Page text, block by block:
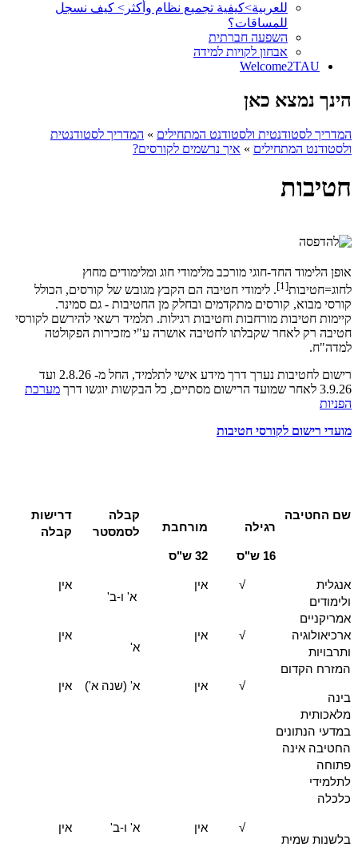
للعربية>كيفية تجميع نظام وأكثر> كيف نسجل
للمساقات؟
השפעה חברתית
אבחון לקויות למידה
Welcome2TAU
הינך נמצא כאן
המדריך לסטודנטית ולסטודנט המתחילים » המדריך לסטודנטית
ולסטודנט המתחילים » איך נרשמים לקורסים?
חטיבות
אופן הלימוד החד-חוגי מורכב מלימודי חוג ומלימודים מחוץ
לחוג=חטיבות[1]
. לימודי חטיבה הם הקבץ מגובש של קורסים, הכולל
קורסי מבוא, קורסים מתקדמים ובחלק מן החטיבות - גם סמינר.
קיימות חטיבות מורחבות וחטיבות רגילות. תלמיד רשאי להירשם לקורסי
חטיבה רק לאחר שקבלתו לחטיבה אושרה ע"י מזכירות הפקולטה
למדה"ח.
רישום לחטיבות נערך דרך מידע אישי לתלמיד, החל מ- 2.8.26 ועד
3.9.26 לאחר שמועד הרישום מסתיים, כל הבקשות יוגשו דרך
מערכת
הפניות
מועדי רישום לקורסי חטיבות
שם החטיבה
רגילה
16 ש"ס
מורחבת
32 ש"ס
קבלה
לסמסטר
דרישות
קבלה
אנגלית
ולימודים
אמריקניים
√
אין
א' ו-ב'
אין
ארכיאולוגיה
ותרבויות
המזרח הקדום
√
אין
א'
אין
בינה
מלאכותית
במדעי הנתונים
החטיבה אינה
פתוחה
לתלמידי
כלכלה
√ אין א' (שנה א') אין
בלשנות שמית
√ אין א' ו-ב' אין